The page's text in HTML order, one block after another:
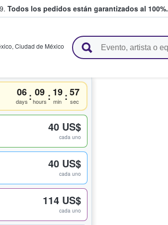
Todos los pedidos están garantizados al 100%.
fans
, Ciudad de México
06
days : 09
hours : 19
min :57
sec
40 US$
cada uno
40 US$
cada uno
114 US$
cada uno